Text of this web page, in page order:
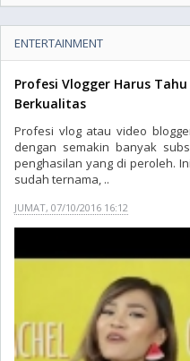
ENTERTAINMENT
Profesi Vlogger Harus
Berkualitas
Profesi vlog atau video
dengan semakin banyak
penghasilan yang di peroleh.
sudah ternama, ..
JUMAT, 07/10/2016 16:12